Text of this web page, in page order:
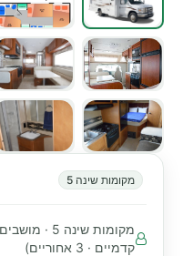
מקומות שינה 5
קדמיים · 3 אחוריים)